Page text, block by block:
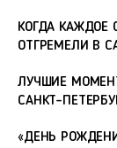
КОГДА КАЖДОЕ
ОТГРЕМЕЛИ В
ЛУЧШИЕ
САНКТ-
«ДЕНЬ